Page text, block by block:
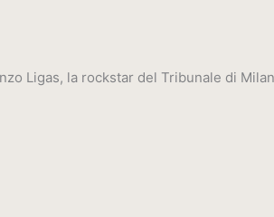
Ligas, la rockstar del Tribunale di